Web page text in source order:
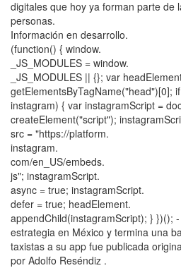
digitales que hoy ya forman parte de
personas.
Información en desarrollo.
(function() { window.
_JS_MODULES = window.
_JS_MODULES || {}; var
getElementsByTagName("head")[0];
instagram) { var instagramScript =
createElement("script");
src = "https://platform.
instagram.
com/en_US/embeds.
js"; instagramScript.
async = true; instagramScript.
defer = true; headElement.
appendChild(instagramScript); } })();
estrategia en México y termina una
taxistas a su app fue publicada
por Adolfo Reséndiz .